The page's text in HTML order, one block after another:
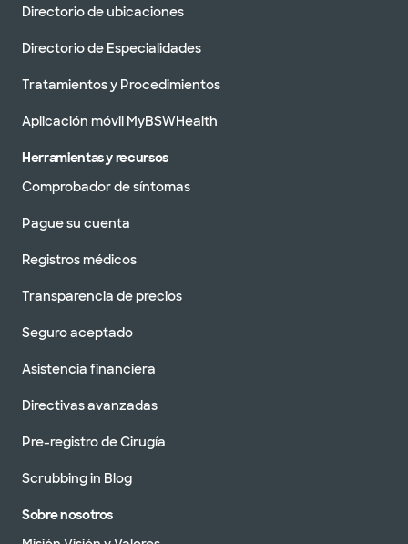
Directorio de ubicaciones
Directorio de Especialidades
Tratamientos y Procedimientos
Aplicación móvil MyBSWHealth
Herramientas y recursos
Comprobador de síntomas
Pague su cuenta
Registros médicos
Transparencia de precios
Seguro aceptado
Asistencia financiera
Directivas avanzadas
Pre-registro de Cirugía
Scrubbing in Blog
Sobre nosotros